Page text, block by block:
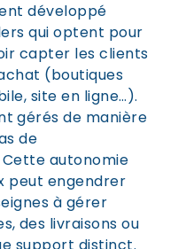
développé
qui optent pour
capter les clients
(boutiques
site en ligne…).
gérés de manière
de
autonomie
peut engendrer
à gérer
des livraisons ou